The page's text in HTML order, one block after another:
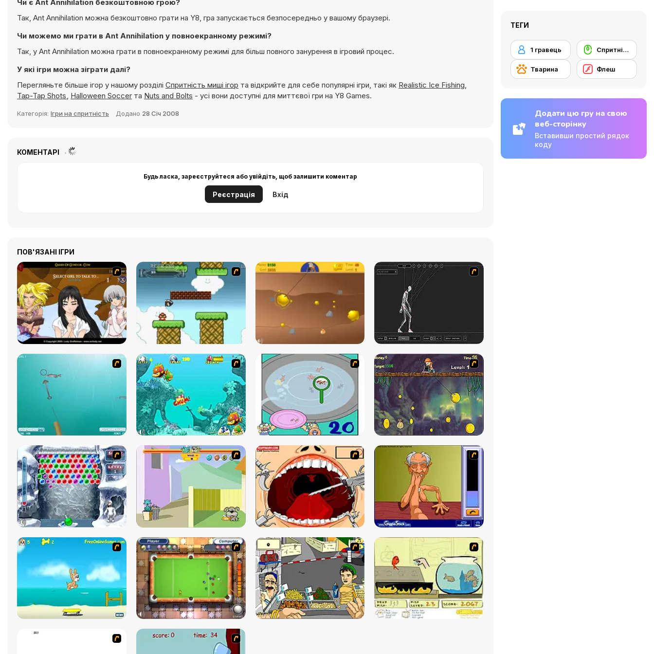
Чи є Ant Annihilation безкоштовною грою?
Так, Ant Annihilation можна безкоштовно грати на Y8, гра запускається безпосередньо у вашому браузері.
Чи можемо ми грати в Ant Annihilation у повноекранному режимі?
Так, у Ant Annihilation можна грати в повноекранному режимі для більш повного занурення в ігровий процес.
У які ігри можна зіграти далі?
Перегляньте більше ігор у нашому розділі Cпритність миші ігор та відкрийте для себе популярні ігри, такі як Realistic Ice Fishing,
Tap-Tap Shots, Halloween Soccer та Nuts and Bolts - усі вони доступні для миттєвої гри на Y8 Games.
Категорія: Ігри на спритність Додано 28 Січ 2008
КОМЕНТАРІ
Будь ласка, зареєструйтеся або увійдіть, щоб залишити коментар
Реєстрація Вхід
ПОВ'ЯЗАНІ ІГРИ
ТЕГИ
1 гравець Cпритність миші
Тварина Флеш
Додати цю гру на свою
веб-сторінку
Вставивши простий рядок
коду